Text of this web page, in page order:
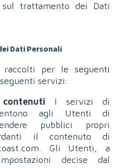
trattamento dei Dati
Dati Personali
raccolti per le seguenti
servizi:
I servizi di
agli Utenti di
pubblici propri
il contenuto di
Gli Utenti, a
decise dal